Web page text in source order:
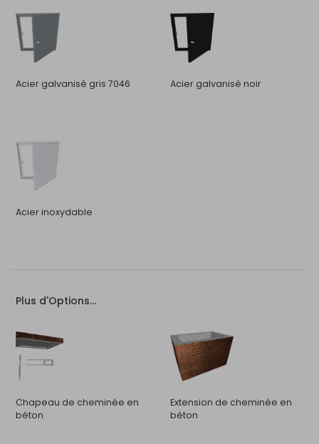
Acier galvanisé gris 7046 Acier galvanisé noir
Acier inoxydable
Plus d'Options...
Chapeau de cheminée en
béton
Extension de cheminée en
béton